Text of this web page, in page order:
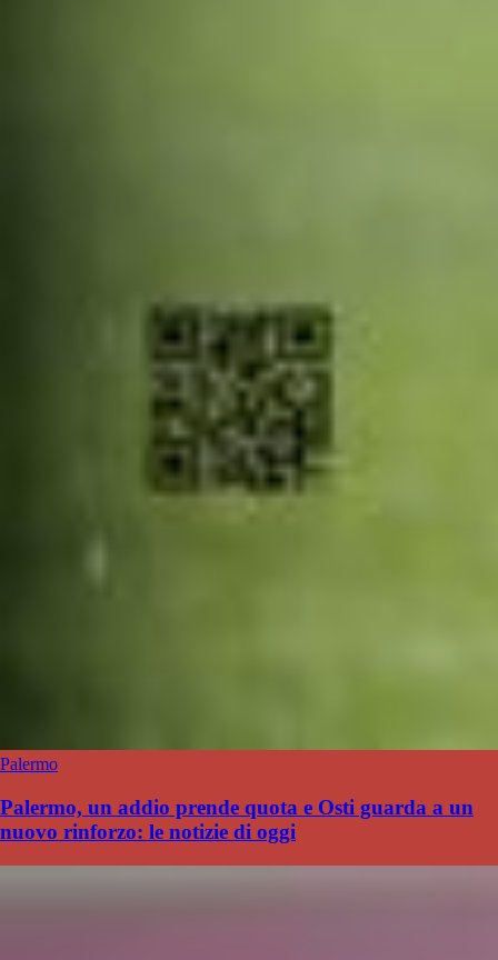
Palermo
Palermo, un addio prende quota e Osti guarda a un
nuovo rinforzo: le notizie di oggi